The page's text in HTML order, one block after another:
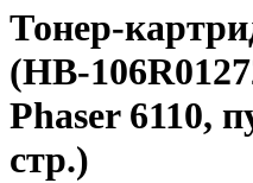
Тонер-
(HB-
Phaser 6110,
стр.)